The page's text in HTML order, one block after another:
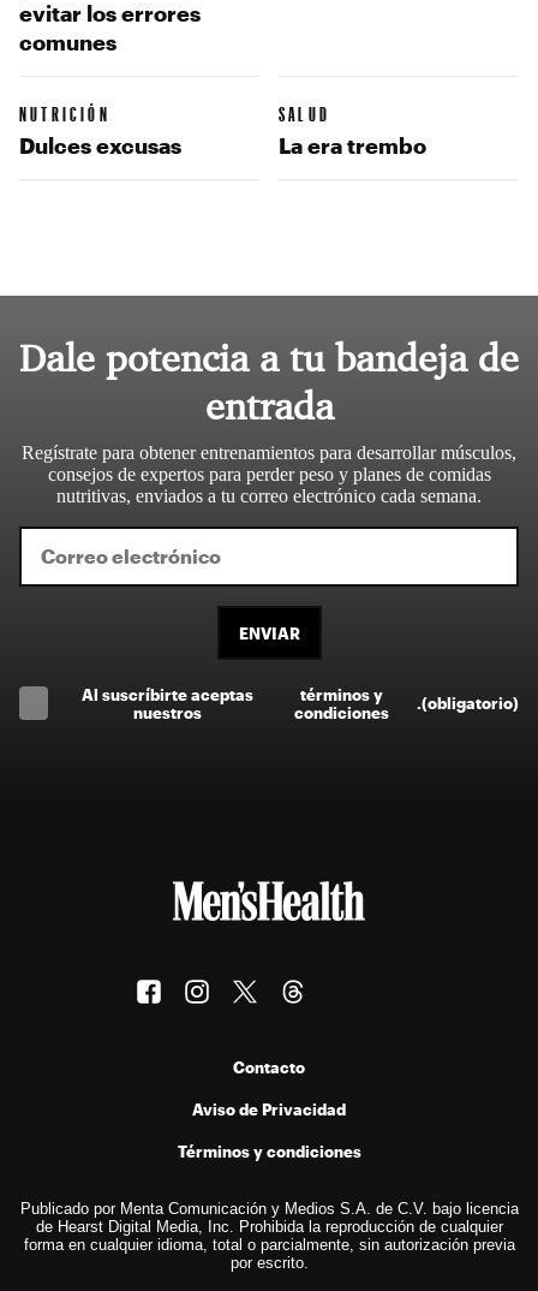
evitar los errores
comunes
NUTRICIÓN
Dulces excusas
SALUD
La era trembo
Dale potencia a tu bandeja de
entrada
Regístrate para obtener entrenamientos para desarrollar músculos,
consejos de expertos para perder peso y planes de comidas
nutritivas, enviados a tu correo electrónico cada semana.
ENVIAR
Al suscríbirte aceptas
nuestros
términos y
condiciones
.(obligatorio)
Contacto
Aviso de Privacidad
Términos y condiciones
Publicado por Menta Comunicación y Medios S.A. de C.V. bajo licencia
de Hearst Digital Media, Inc. Prohibida la reproducción de cualquier
forma en cualquier idioma, total o parcialmente, sin autorización previa
por escrito.